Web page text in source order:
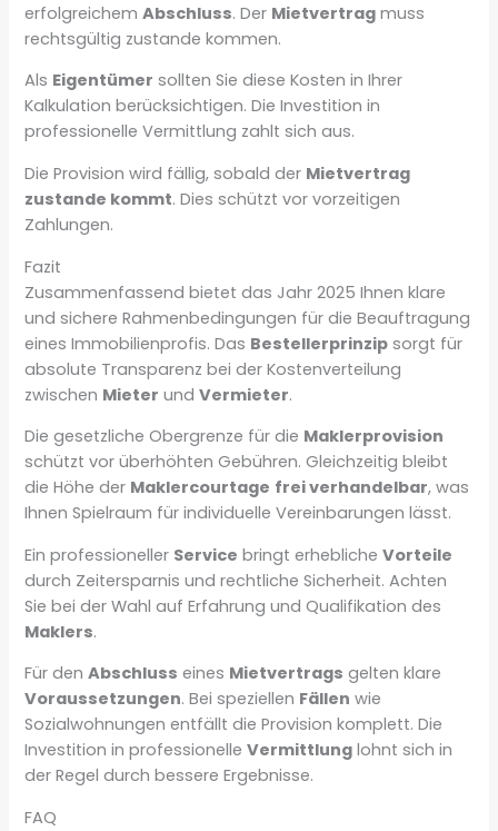
erfolgreichemAbschluss. Der Mietvertrag muss
rechtsgültig zustande kommen.
Als Eigentümer sollten Sie diese Kosten in Ihrer
Kalkulation berücksichtigen. Die Investition in
professionelle Vermittlung zahlt sich aus.
Die Provision wird fällig, sobald der Mietvertrag
zustande kommt. Dies schützt vor vorzeitigen
Zahlungen.
Fazit
Zusammenfassend bietet das Jahr 2025 Ihnen klare
und sichere Rahmenbedingungen für die Beauftragung
eines Immobilienprofis. Das Bestellerprinzip sorgt für
absolute Transparenz bei der Kostenverteilung
zwischen Mieter undVermieter.
Die gesetzliche Obergrenze für die Maklerprovision
schützt vor überhöhten Gebühren. Gleichzeitig bleibt
die Höhe der Maklercourtage frei verhandelbar, was
Ihnen Spielraum für individuelle Vereinbarungen lässt.
Ein professioneller Service bringt erheblicheVorteile
durch Zeitersparnis und rechtliche Sicherheit. Achten
Sie bei der Wahl auf Erfahrung und Qualifikation des
Maklers.
Für denAbschluss eines Mietvertrags gelten klare
Voraussetzungen. Bei speziellen Fällen wie
Sozialwohnungen entfällt die Provision komplett. Die
Investition in professionelleVermittlung lohnt sich in
der Regel durch bessere Ergebnisse.
FAQ